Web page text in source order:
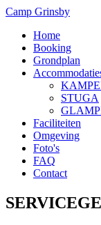
Camp Grinsby
Home
Booking
Grondplan
STUGA
Faciliteiten
Omgeving
Foto's
FAQ
Contact